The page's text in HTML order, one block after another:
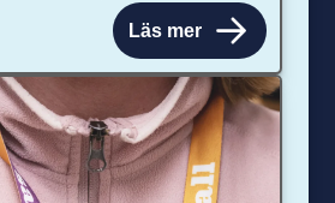
Läs mer